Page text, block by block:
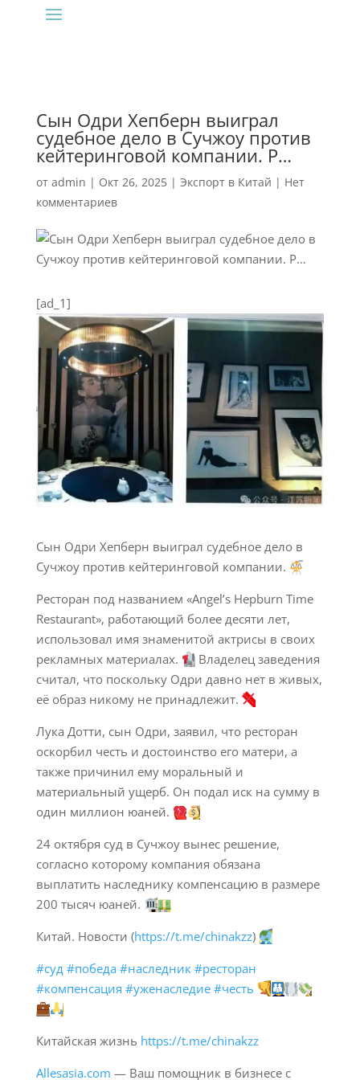
Сын Одри Хепберн выиграл
судебное дело в Сучжоу против
кейтеринговой компании. Р…
от admin | Окт 26, 2025| Экспорт в Китай | Нет
комментариев
[ad_1]
Сын Одри Хепберн выиграл судебное дело в
Сучжоу против кейтеринговой компании.
Ресторан под названием «Angel’s Hepburn Time
Restaurant», работающий более десяти лет,
использовал имя знаменитой актрисы в своих
рекламных материалах.
Владелец заведения
считал, что поскольку Одри давно нет в живых,
её образ никому не принадлежит.
Лука Дотти, сын Одри, заявил, что ресторан
оскорбил честь и достоинство его матери, а
также причинил ему моральный и
материальный ущерб. Он подал иск на сумму в
один миллион юаней.
24 октября суд в Сучжоу вынес решение,
согласно которому компания обязана
выплатить наследнику компенсацию в размере
200 тысяч юаней.
Китай. Новости (https://t.me/chinakzz)
#суд #победа #наследник #ресторан
#компенсация #уженаследие #честь
Китайская жизнь https://t.me/chinakzz
Allesasia.com — Ваш помощник в бизнесе с